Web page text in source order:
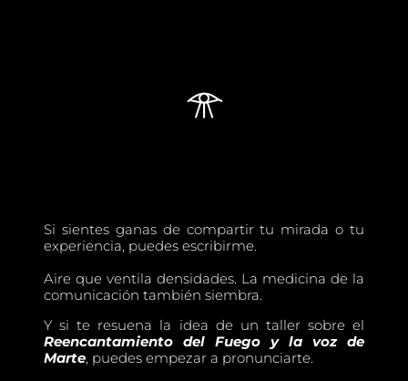
𓁿
Si sientes ganas de compartir tu mirada o tu
experiencia, puedes escribirme.
Aire que ventila densidades. La medicina de la
comunicación también siembra.
Y si te resuena la idea de un taller sobre el
Reencantamiento del Fuego y la voz de
Marte, puedes empezar a pronunciarte.